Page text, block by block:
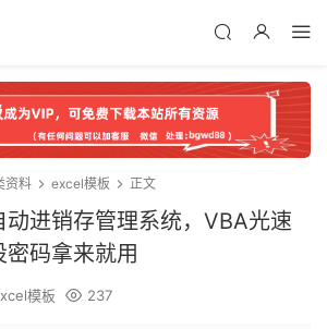
资料 excel模板 正文
动进销存管理系统，VBA光速
码拿来就用
模板 237